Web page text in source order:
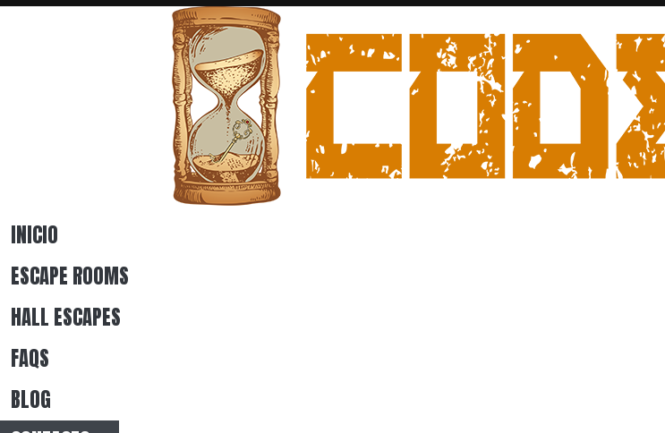
INICIO
ESCAPE ROOMS
HALL ESCAPES
FAQS
BLOG